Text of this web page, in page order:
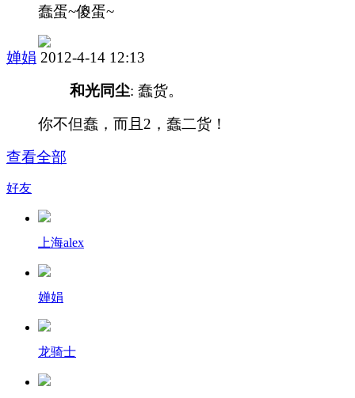
蠢蛋~傻蛋~
婵娟 2012-4-14 12:13
和光同尘: 蠢货。
你不但蠢，而且2，蠢二货！
查看全部
好友
上海alex
婵娟
龙骑士